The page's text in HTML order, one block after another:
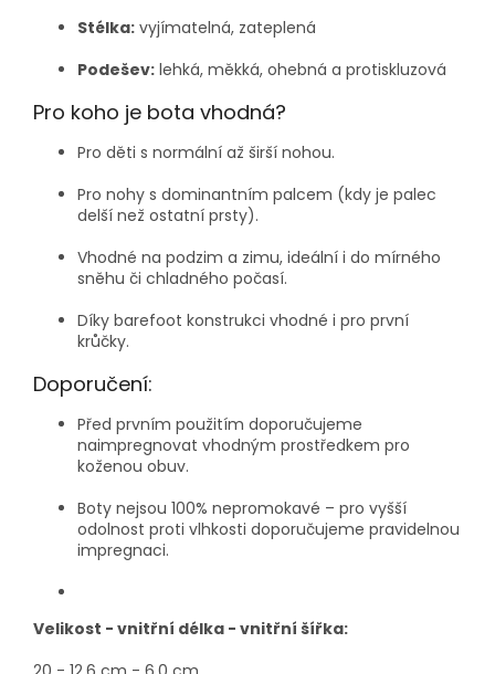
Stélka: vyjímatelná, zateplená
Podešev: lehká, měkká, ohebná a protiskluzová
Pro koho je bota vhodná?
Pro děti s normální až širší nohou.
Pro nohy s dominantním palcem (kdy je palec
delší než ostatní prsty).
Vhodné na podzim a zimu, ideální i do mírného
sněhu či chladného počasí.
Díky barefoot konstrukci vhodné i pro první
krůčky.
Doporučení:
Před prvním použitím doporučujeme
naimpregnovat vhodným prostředkem pro
koženou obuv.
Boty nejsou 100% nepromokavé – pro vyšší
odolnost proti vlhkosti doporučujeme pravidelnou
impregnaci.
Velikost - vnitřní délka - vnitřní šířka: